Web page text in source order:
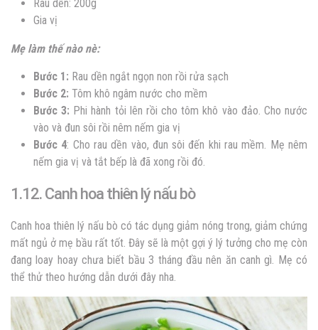
Rau dền: 200g
Gia vị
Mẹ làm thế nào nè:
Bước 1: Rau dền ngắt ngọn non rồi rửa sạch
Bước 2: Tôm khô ngâm nước cho mềm
Bước 3: Phi hành tỏi lên rồi cho tôm khô vào đảo. Cho nước
vào và đun sôi rồi nêm nếm gia vị
Bước 4: Cho rau dền vào, đun sôi đến khi rau mềm. Mẹ nêm
nếm gia vị và tắt bếp là đã xong rồi đó.
1.12. Canh hoa thiên lý nấu bò
Canh hoa thiên lý nấu bò có tác dụng giảm nóng trong, giảm chứng
mất ngủ ở mẹ bầu rất tốt. Đây sẽ là một gợi ý lý tưởng cho mẹ còn
đang loay hoay chưa biết bầu 3 tháng đầu nên ăn canh gì. Mẹ có
thể thử theo hướng dẫn dưới đây nha.